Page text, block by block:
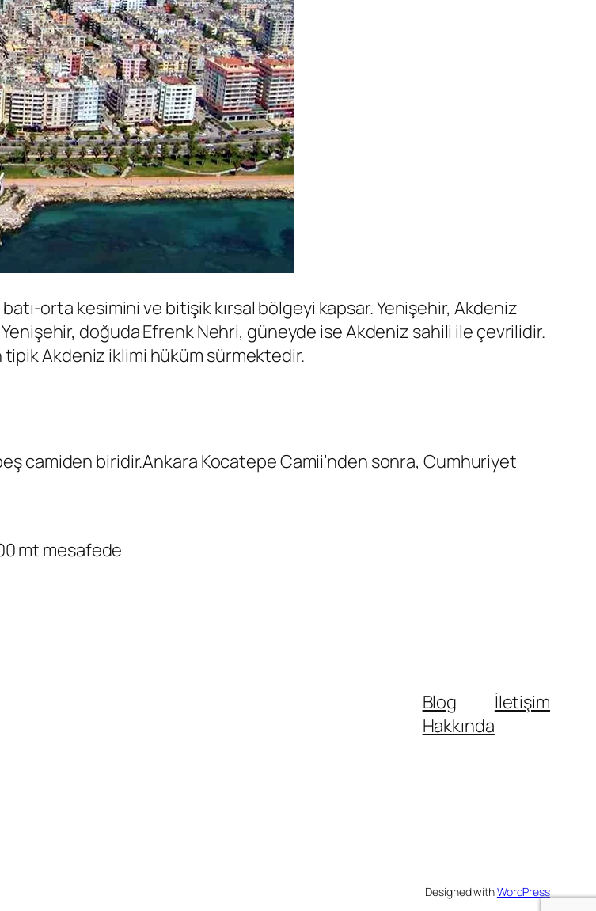
orta kesimini ve bitişik kırsal bölgeyi kapsar. Yenişehir, Akdeniz
doğuda Efrenk Nehri, güneyde ise Akdeniz sahili ile çevrilidir.
tipik Akdeniz iklimi hüküm sürmektedir.
camiden biridir.Ankara Kocatepe Camii’nden sonra, Cumhuriyet
mt mesafede
Blog
Hakkında
İletişim
Designed withWordPress